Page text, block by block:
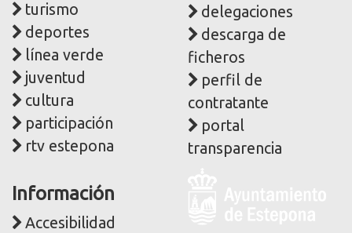
turismo
deportes
línea verde
juventud
cultura
participación
rtv estepona
delegaciones
descarga de
ficheros
perfil de
contratante
portal
transparencia
Información
Accesibilidad